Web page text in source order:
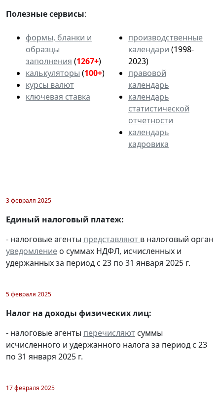
Полезные сервисы:
формы, бланки и
образцы
заполнения (1267+)
калькуляторы (100+)
курсы валют
ключевая ставка
производственные
календари (1998-
2023)
правовой
календарь
календарь
статистической
отчетности
календарь
кадровика
3 февраля 2025
Единый налоговый платеж:
- налоговые агенты представляют в налоговый орган
уведомление о суммах НДФЛ, исчисленных и
удержанных за период с 23 по 31 января 2025 г.
5 февраля 2025
Налог на доходы физических лиц:
- налоговые агенты перечисляют суммы
исчисленного и удержанного налога за период с 23
по 31 января 2025 г.
17 февраля 2025